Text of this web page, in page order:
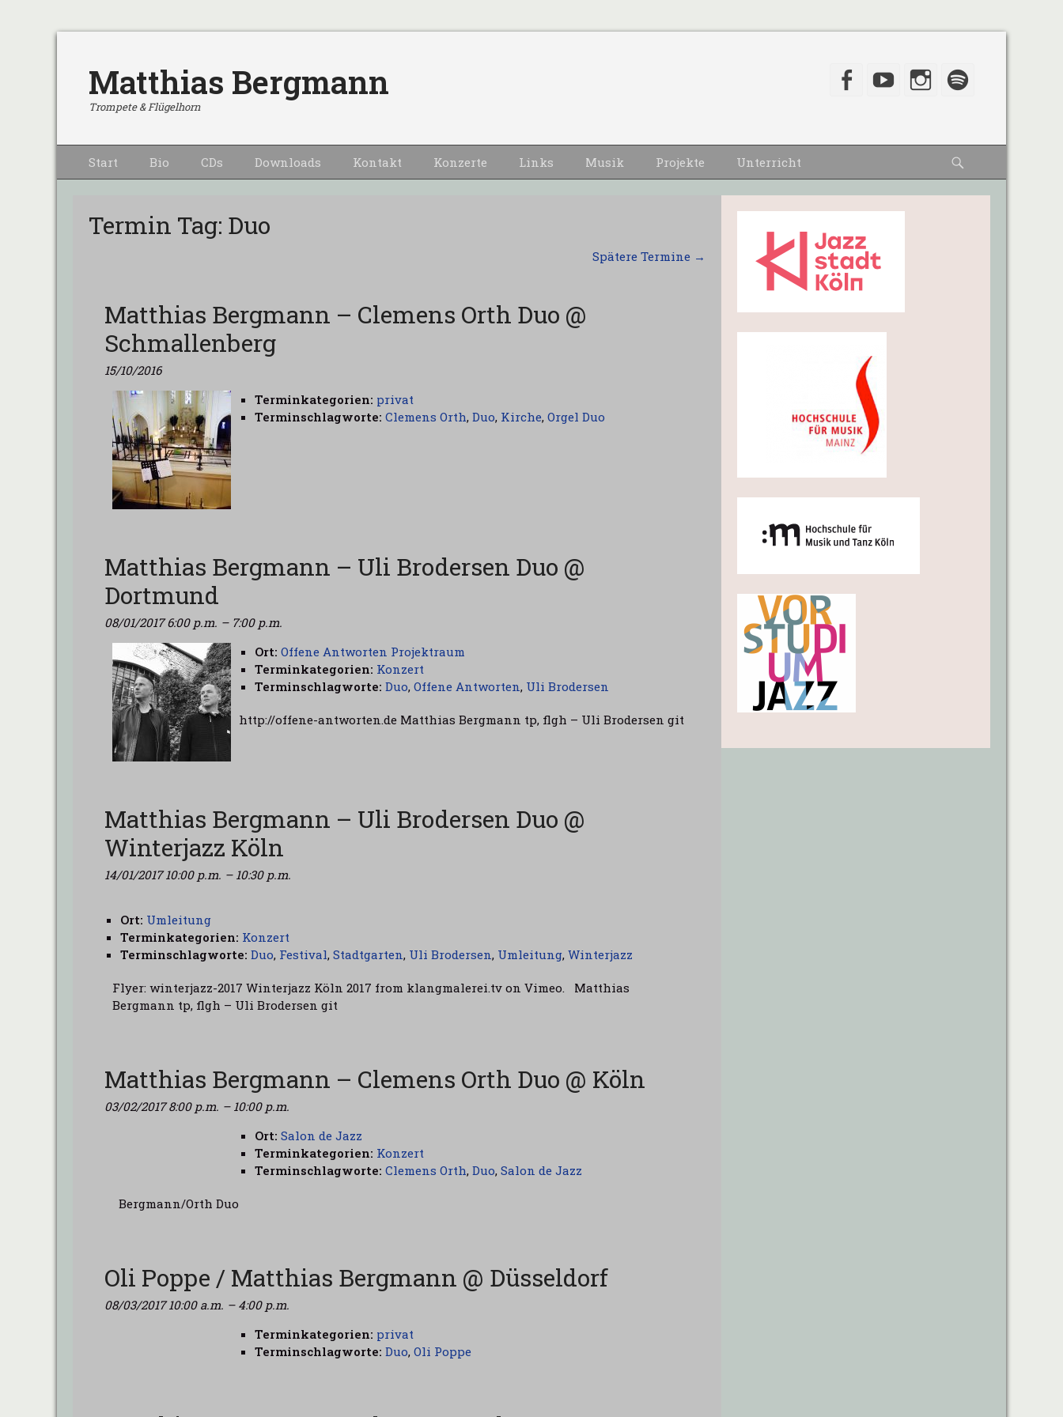
Matthias Bergmann
Trompete & Flügelhorn
Facebook
YouTubeInstagram
Primärmenu
zum
Start Bio CDs Downloads Kontakt Konzerte Links Musik Projekte Unterricht
Termin Tag: Duo
Spätere Termine →
Matthias Bergmann – Clemens Orth Duo @
Schmallenberg
15/10/2016
Terminkategorien: privat
Terminschlagworte: Clemens Orth, Duo, Kirche, Orgel Duo
Matthias Bergmann – Uli Brodersen Duo @
Dortmund
08/01/2017 6:00 p.m. – 7:00 p.m.
Ort: Offene Antworten Projektraum
Terminkategorien: Konzert
Terminschlagworte: Duo, Offene Antworten, Uli Brodersen
http://offene-antworten.de Matthias Bergmann tp, flgh – Uli Brodersen git
Matthias Bergmann – Uli Brodersen Duo @
Winterjazz Köln
14/01/2017 10:00 p.m. – 10:30 p.m.
Ort: Umleitung
Terminkategorien: Konzert
Terminschlagworte: Duo, Festival, Stadtgarten, Uli Brodersen, Umleitung, Winterjazz
Flyer: winterjazz-2017 Winterjazz Köln 2017 from klangmalerei.tv on Vimeo. Matthias
Bergmann tp, flgh – Uli Brodersen git
Matthias Bergmann – Clemens Orth Duo @ Köln
03/02/2017 8:00 p.m. – 10:00 p.m.
Ort: Salon de Jazz
Terminkategorien: Konzert
Terminschlagworte: Clemens Orth, Duo, Salon de Jazz
Bergmann/Orth Duo
Oli Poppe / Matthias Bergmann @ Düsseldorf
08/03/2017 10:00 a.m. – 4:00 p.m.
Terminkategorien: privat
Terminschlagworte: Duo, Oli Poppe